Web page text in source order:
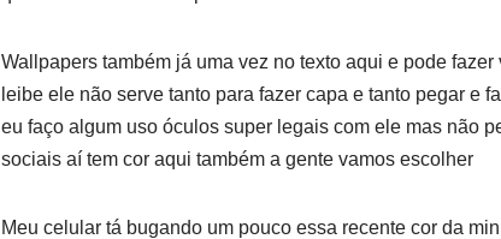
Wallpapers também já uma vez no texto aqui e pode
leibe ele não serve tanto para fazer capa e tanto pegar e
eu faço algum uso óculos super legais com ele mas não
sociais aí tem cor aqui também a gente vamos escolher
Meu celular tá bugando um pouco essa recente cor da